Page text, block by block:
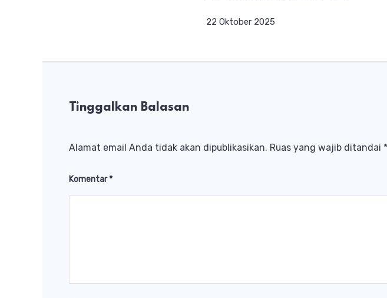
22 Oktober 2025
Tinggalkan Balasan
Alamat email Anda tidak akan dipublikasikan. Ruas yang wajib ditandai *
Komentar*